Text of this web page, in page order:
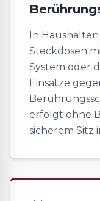
In
Steckdosen
System oder
Einsätze
erfolgt ohne
sicherem Sitz